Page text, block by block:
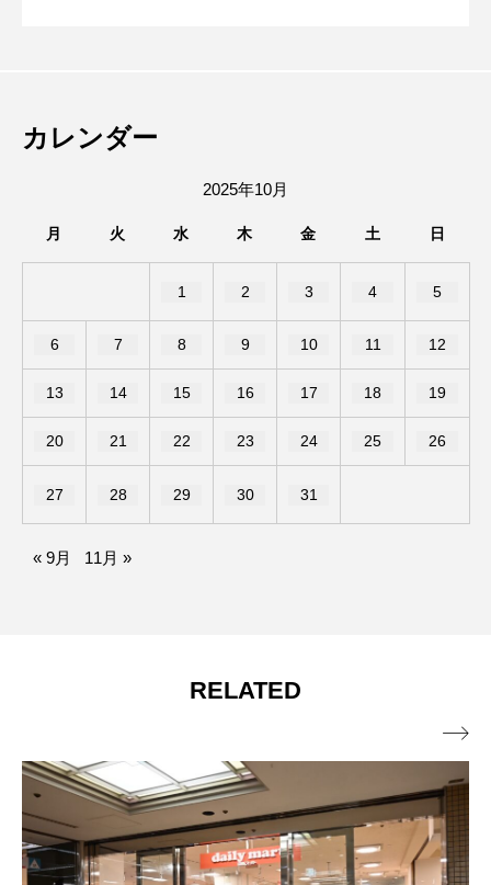
みたい。
キ池田駅前店が7/26で閉店したみたい。
カレンダー
2025年10月
月 火 水 木 金 土 日
1 2 3 4 5
6 7 8 9 10 11 12
13 14 15 16 17 18 19
20 21 22 23 24 25 26
27 28 29 30 31
« 9月 11月 »
RELATED
